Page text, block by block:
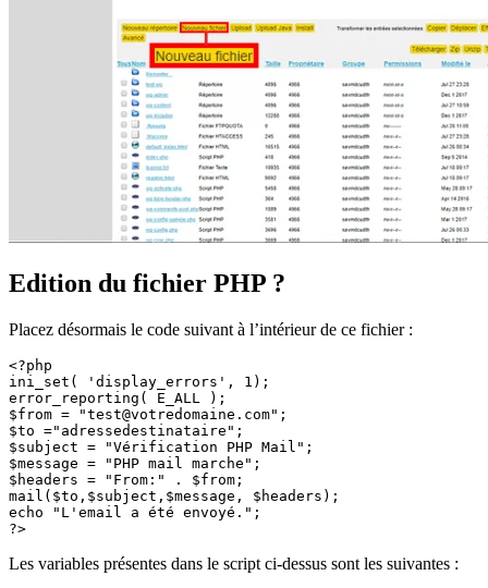
Edition du fichier PHP ?
Placez désormais le code suivant à l’intérieur de ce fichier :
<?php
ini_set( 'display_errors', 1);
error_reporting( E_ALL );
$from = "test@votredomaine.com";
$to ="adressedestinataire";
$subject = "Vérification PHP Mail";
$message = "PHP mail marche";
$headers = "From:" . $from;
mail($to,$subject,$message, $headers);
echo "L'email a été envoyé.";
?>
Les variables présentes dans le script ci-dessus sont les suivantes :